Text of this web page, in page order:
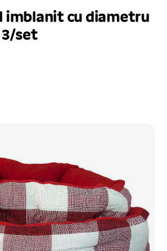
imblanit cu diametru
3/set